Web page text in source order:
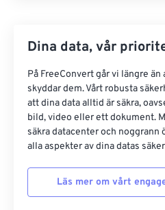
Dina data, vår
På FreeConvert går vi längre
skyddar dem. Vårt robusta
att dina data alltid är säkra,
bild, video eller ett dokument.
säkra datacenter och noggrann
alla aspekter av dina datas
Läs mer om vårt